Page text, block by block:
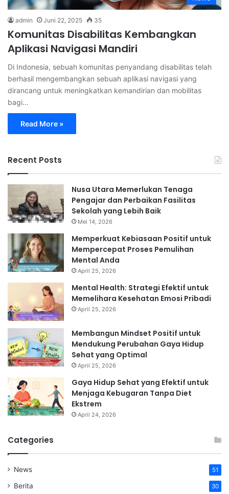
admin Juni 22, 2025 35
Komunitas Disabilitas Kembangkan
Aplikasi Navigasi Mandiri
Di Indonesia, sebuah komunitas penyandang disabilitas telah
berhasil mengembangkan sebuah aplikasi navigasi yang
dirancang untuk meningkatkan kemandirian dan mobilitas
bagi…
Read More »
Recent Posts
Nusa Utara Memerlukan Tenaga
Pengajar dan Perbaikan Fasilitas
Sekolah yang Lebih Baik
Mei 14, 2026
Memperkuat Kebiasaan Positif untuk
Mempercepat Proses Pemulihan
Mental Anda
April 25, 2026
Mental Health: Strategi Efektif untuk
Memelihara Kesehatan Emosi Pribadi
April 25, 2026
Membangun Mindset Positif untuk
Mendukung Perubahan Gaya Hidup
Sehat yang Optimal
April 25, 2026
Gaya Hidup Sehat yang Efektif untuk
Menjaga Kebugaran Tanpa Diet
Ekstrem
April 24, 2026
Categories
News 51
Berita 30